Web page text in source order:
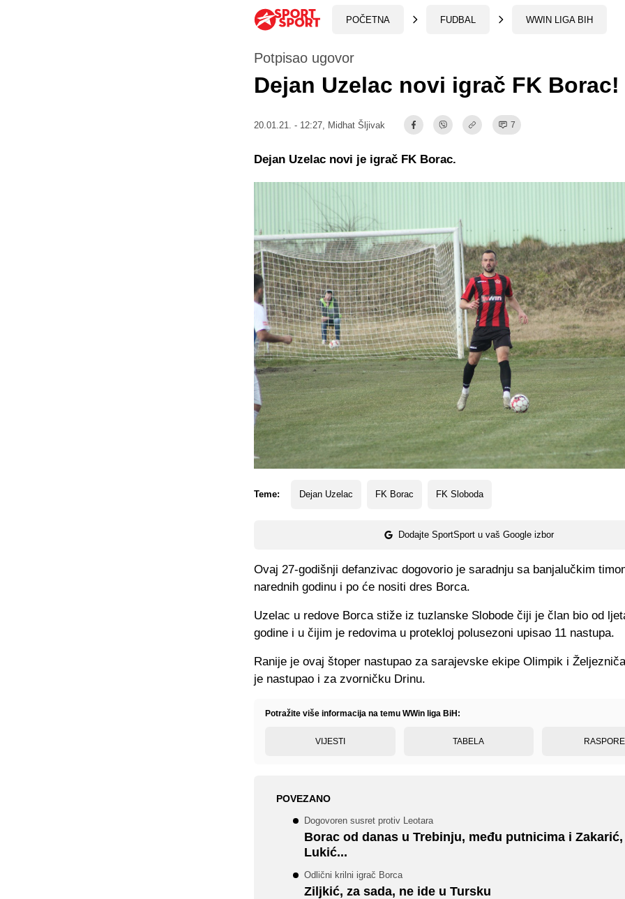
POČETNA FUDBAL WWIN LIGA BIH
Potpisao ugovor
Dejan Uzelac novi igrač FK Borac!
20.01.21. - 12:27, Midhat Šljivak 7
Teme: Dejan Uzelac FK Borac FK Sloboda
Dodajte SportSport u vaš Google izbor
Dejan Uzelac novi je igrač FK Borac.
Ovaj 27-godišnji defanzivac dogovorio je saradnju sa banjalučkim
narednih godinu i po će nositi dres Borca.
Uzelac u redove Borca stiže iz tuzlanske Slobode čiji je član bio od
godine i u čijim je redovima u protekloj polusezoni upisao 11 nastupa.
Ranije je ovaj štoper nastupao za sarajevske ekipe Olimpik i
je nastupao i za zvorničku Drinu.
Potražite više informacija na temu WWin liga BiH:
VIJESTI TABELA
POVEZANO
Dogovoren susret protiv Leotara
Borac od danas u Trebinju, među putnicima i
Lukić...
Odlični krilni igrač Borca
Ziljkić, za sada, ne ide u Tursku